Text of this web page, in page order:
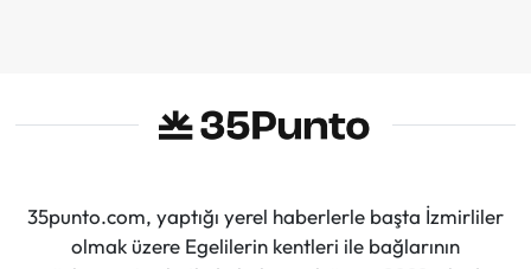
35punto.com, yaptığı yerel haberlerle başta İzmirliler
olmak üzere Egelilerin kentleri ile bağlarının